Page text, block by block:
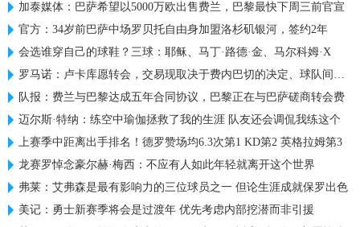
加泰媒体：巴萨希望以5000万欧出售费兰，巴黎最快下周三前官宣
官方：34岁前巴萨中场罗贝托自由身加盟洛杉矶银河，签约2年
会选谁穿自己的球鞋？三球：耶稣、马丁·路德·金、马尔科姆·X
罗马诺：卢卡库愿转会，交易现取决于费内巴切的决定、球队间谈判
队报：费兰与巴黎达成五年合同协议，巴黎正在与巴萨磋商转会费
迈尔斯·特纳：练空中瑜伽拯救了我的生涯 队友还会调侃我练这个
上赛季中距离出手排名！德罗赞场均6.3次第1 KD第2 英格拉姆第3
龙赛罗悼念豪尔赫·梅西：不应有人如此年轻就离开这个世界
弗莱：艾弗森是最有影响力的三位球员之一 但论生涯成就保罗出色
美记：勇士新赛季将会是过渡年 优先考虑内部挖潜而非引援